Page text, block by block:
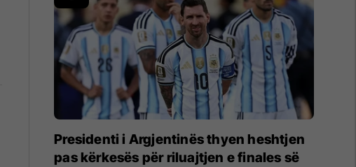
Presidenti i Argjentinës thyen heshtjen
pas kërkesës për riluajtjen e finales së